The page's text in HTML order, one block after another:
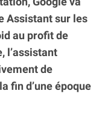
Assistant sur les
au profit de
l’assistant
de
fin d’une époque